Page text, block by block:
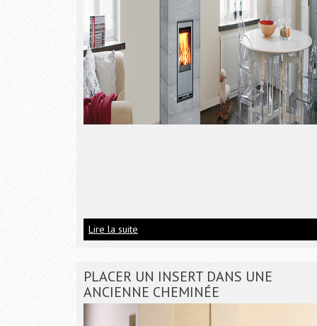
Lire la suite
PLACER UN INSERT DANS UNE
ANCIENNE CHEMINÉE